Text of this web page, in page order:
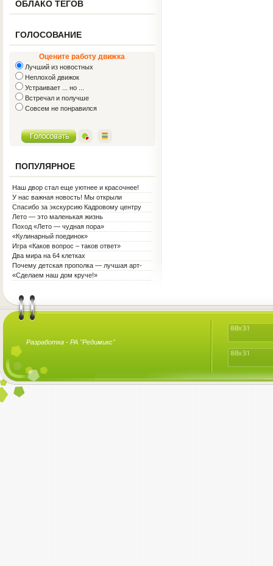
ОБЛАКО ТЕГОВ
ГОЛОСОВАНИЕ
Оцените работу движка
Лучший из новостных
Неплохой движок
Устраивает ... но ...
Встречал и получше
Совсем не понравился
ПОПУЛЯРНОЕ
Наш двор стал еще уютнее и красочнее!
У нас важная новость! Мы открыли
Социальную гостиную.
Спасибо за экскурсию Кадровому центру
Лето — это маленькая жизнь
Поход «Лето — чудная пора»
«Кулинарный поединок»
Игра «Каков вопрос – таков ответ»
Два мира на 64 клетках
Почему детская прополка — лучшая арт-
терапия для воспитателя?
«Сделаем наш дом круче!»
Разработка - РА "Редимикс"